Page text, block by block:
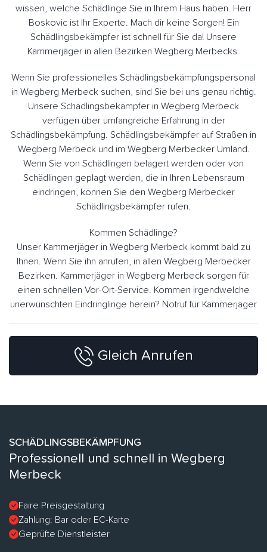
wissen, welche Schädlinge Sie in Ihrem Haus haben. Herr
Boskovic ist Ihr Experte. Mach dir keine Sorgen! Ein
Schädlingsbekämpfer ist schnell für Sie da! Unsere
Kammerjäger in allen Bezirken Wegberg Merbecks.
Wenn Sie professionelles Schädlingsbekämpfungspersonal
in Wegberg Merbeck suchen, sind Sie bei uns genau richtig.
Unsere Schädlingsbekämpfer in Wegberg Merbeck
verfügen über umfangreiche Erfahrung in der
Schädlingsbekämpfung. Schädlingsbekämpfer auf Straßen in
Wegberg Merbeck und im Wegberg Merbecker Umland.
Wenn Sie von Schädlingen belagert werden oder von
Schädlingen geplagt werden, die in Ihren Lebensraum
eindringen, können Sie den Wegberg Merbecker
Schädlingsbekämpfer rufen.
Kommen Schädlinge?
Unser Kammerjäger in Wegberg Merbeck kommt bald zu
Ihnen. Wenn Sie ihn anrufen, in allen Wegberg Merbecker
Bezirken. Kammerjäger in Wegberg Merbeck sorgen für
einen schnellen Vor-Ort-Service. Kommen irgendwelche
unerwünschten Eindringlinge herein? Notruf für Kammerjäger
Gleich Anrufen
SCHÄDLINGSBEKÄMPFUNG
Professionell und schnell in Wegberg
Merbeck
Faire Preisgestaltung
Zahlung: Bar oder EC-Karte
Geprüfte Dienstleister